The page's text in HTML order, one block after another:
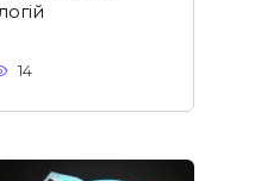
14